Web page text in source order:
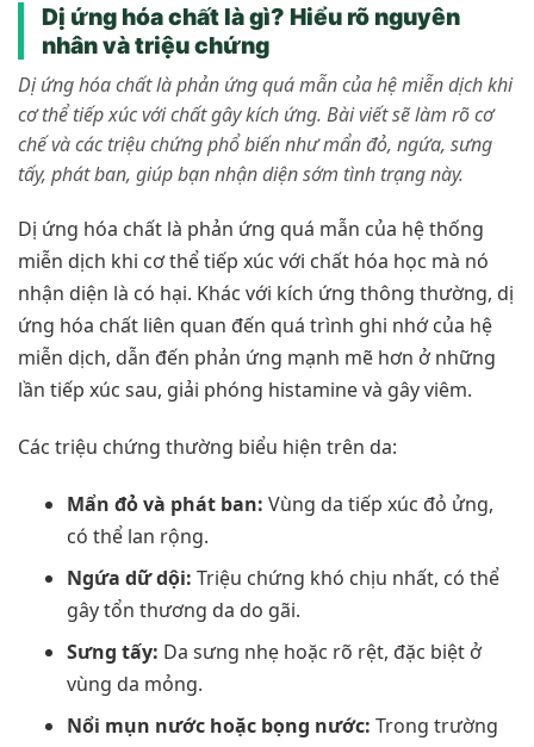
Dị ứng hóa chất là gì? Hiểu rõ nguyên
nhân và triệu chứng
Dị ứng hóa chất là phản ứng quá mẫn của hệ miễn dịch khi
cơ thể tiếp xúc với chất gây kích ứng. Bài viết sẽ làm rõ cơ
chế và các triệu chứng phổ biến như mẩn đỏ, ngứa, sưng
tấy, phát ban, giúp bạn nhận diện sớm tình trạng này.
Dị ứng hóa chất là phản ứng quá mẫn của hệ thống
miễn dịch khi cơ thể tiếp xúc với chất hóa học mà nó
nhận diện là có hại. Khác với kích ứng thông thường, dị
ứng hóa chất liên quan đến quá trình ghi nhớ của hệ
miễn dịch, dẫn đến phản ứng mạnh mẽ hơn ở những
lần tiếp xúc sau, giải phóng histamine và gây viêm.
Các triệu chứng thường biểu hiện trên da:
Mẩn đỏ và phát ban: Vùng da tiếp xúc đỏ ửng,
có thể lan rộng.
Ngứa dữ dội: Triệu chứng khó chịu nhất, có thể
gây tổn thương da do gãi.
Sưng tấy: Da sưng nhẹ hoặc rõ rệt, đặc biệt ở
vùng da mỏng.
Nổi mụn nước hoặc bọng nước: Trong trường